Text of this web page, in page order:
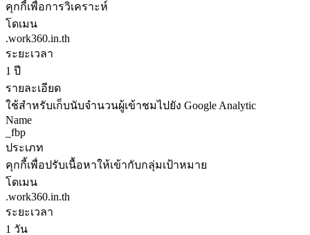
คุกกี้เพื่อการวิเคราะห์
โดเมน
.work360.in.th
ระยะเวลา
1 ปี
รายละเอียด
ใช้สำหรับเก็บนับจำนวนผู้เข้าชมไปยัง Google Analytic
Name
_fbp
ประเภท
คุกกี้เพื่อปรับเนื้อหาให้เข้ากับกลุ่มเป้าหมาย
โดเมน
.work360.in.th
ระยะเวลา
1 วัน